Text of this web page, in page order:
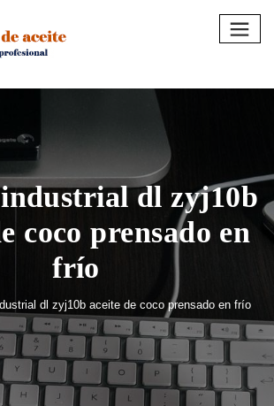
dl zyj10b
coco prensado en
frío
dl zyj10b aceite de coco prensado en frío